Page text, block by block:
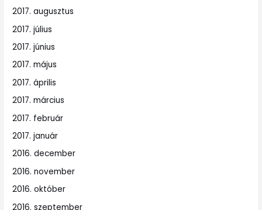
2017. augusztus
2017. július
2017. június
2017. május
2017. április
2017. március
2017. február
2017. január
2016. december
2016. november
2016. október
2016. szeptember